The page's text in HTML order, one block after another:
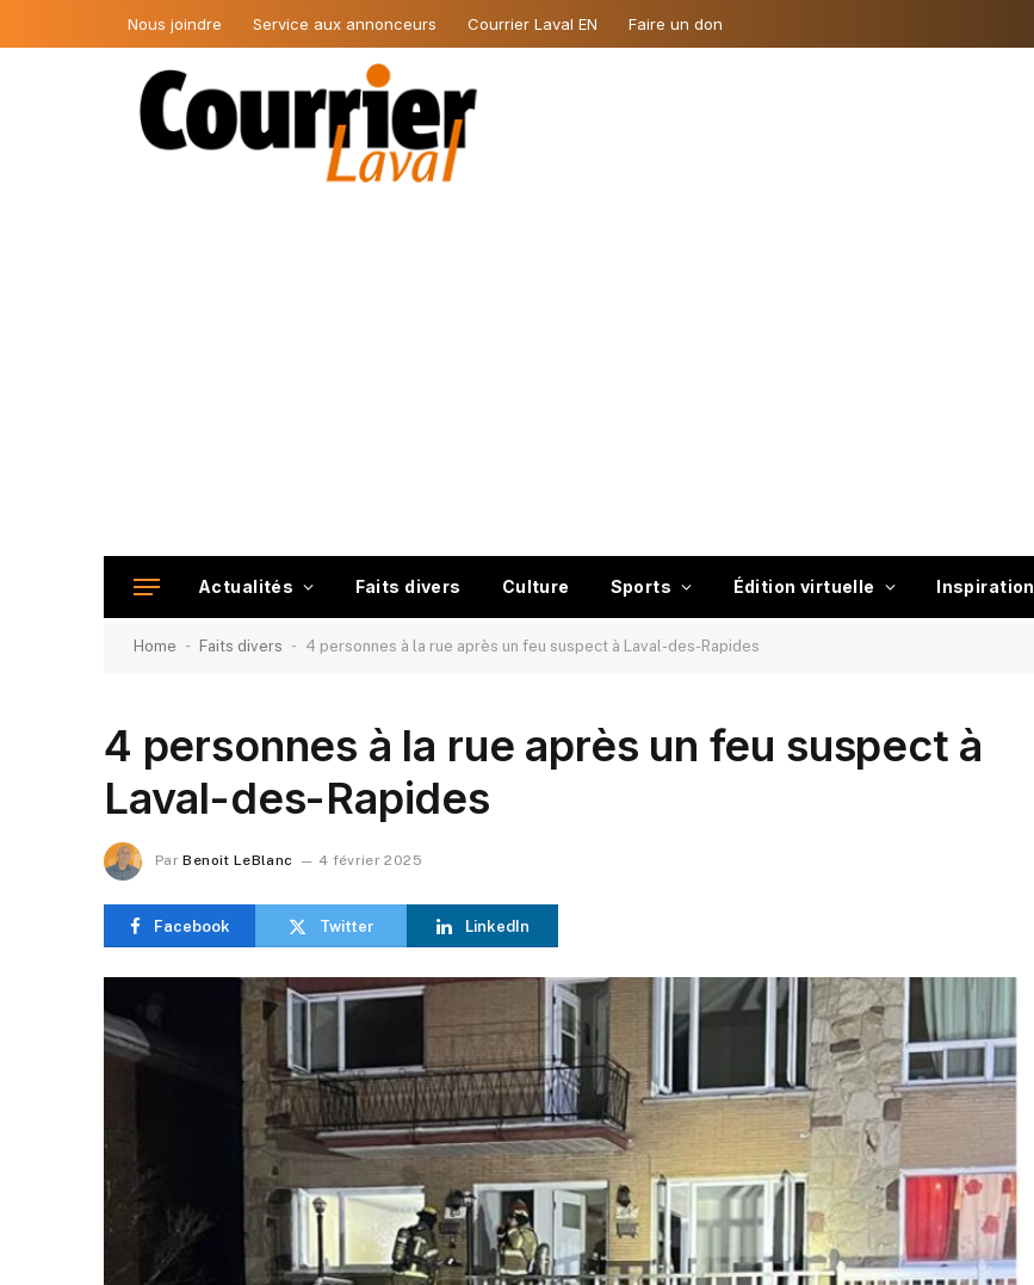
Nous joindre Service aux annonceurs Courrier Laval EN Faire un don
Actualités Faits divers Culture Sports Édition virtuelle Inspiration
Home - Faits divers - 4 personnes à la rue après un feu suspect à Laval-des-Rapides
4 personnes à la rue après un feu suspect à
Laval-des-Rapides
Par Benoit LeBlanc 4 février 2025
Facebook Twitter LinkedIn